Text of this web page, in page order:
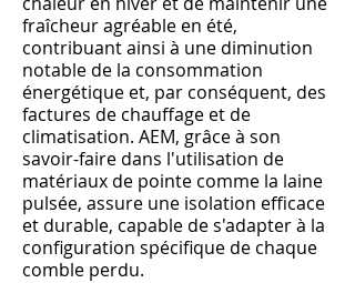
fraîcheur agréable en été,
contribuant ainsi à une diminution
notable de la consommation
énergétique et, par conséquent, des
factures de chauffage et de
climatisation. AEM, grâce à son
savoir-faire dans l'utilisation de
matériaux de pointe comme la laine
pulsée, assure une isolation efficace
et durable, capable de s'adapter à la
configuration spécifique de chaque
comble perdu.